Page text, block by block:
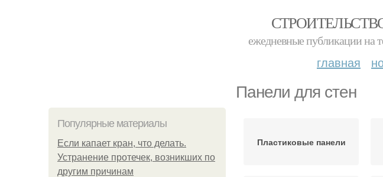
ежедневные публикации на
главная
Панели для стен
Популярные материалы
Если капает кран, что делать.
Устранение протечек, возникших по
другим причинам
Пластиковые панели